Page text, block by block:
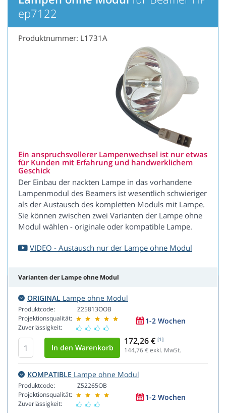
ep7122
Produktnummer: L1731A
Ein anspruchsvollerer Lampenwechsel ist nur etwas
für Kunden mit Erfahrung und handwerklichem
Geschick
Der Einbau der nackten Lampe in das vorhandene
Lampenmodul des Beamers ist wesentlich schwieriger
als der Austausch des kompletten Moduls mit Lampe.
Sie können zwischen zwei Varianten der Lampe ohne
Modul wählen - originale oder kompatible Lampe.
VIDEO - Austausch nur der Lampe ohne Modul
Varianten der Lampe ohne Modul
ORIGINAL Lampe ohne Modul
Produktcode:
Projektionsqualität:
Zuverlässigkeit:
Z25813OOB
1-2 Wochen
172,26 € [1]
144,76€ exkl. MwSt.
KOMPATIBLE Lampe ohne Modul
Produktcode:
Projektionsqualität:
Zuverlässigkeit:
Z52265OB
1-2 Wochen